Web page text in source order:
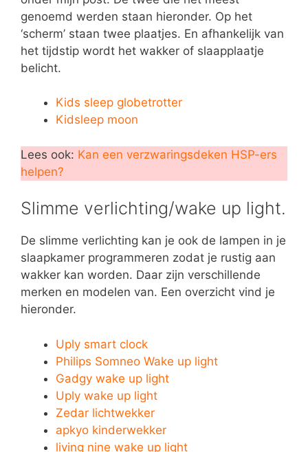
genoemd werden staan hieronder. Op het
‘scherm’ staan twee plaatjes. En afhankelijk van
het tijdstip wordt het wakker of slaapplaatje
belicht.
Kids sleep globetrotter
Kidsleep moon
Lees ook: Kan een verzwaringsdeken HSP-ers
helpen?
Slimme verlichting/wake up light.
De slimme verlichting kan je ook de lampen in je
slaapkamer programmeren zodat je rustig aan
wakker kan worden. Daar zijn verschillende
merken en modelen van. Een overzicht vind je
hieronder.
Uply smart clock
Philips Somneo Wake up light
Gadgy wake up light
Uply wake up light
Zedar lichtwekker
apkyo kinderwekker
living nine wake up light